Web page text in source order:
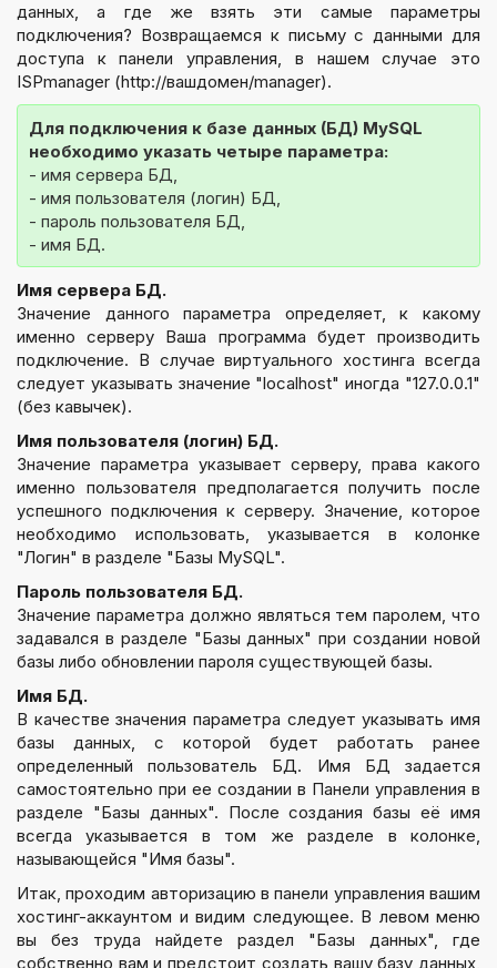
данных, а где же взять эти самые параметры
подключения? Возвращаемся к письму с данными для
доступа к панели управления, в нашем случае это
ISPmanager (http://вашдомен/manager).
Для подключения к базе данных (БД) MySQL
необходимо указать четыре параметра:
- имя сервера БД,
- имя пользователя (логин) БД,
- пароль пользователя БД,
- имя БД.
Имя сервера БД.
Значение данного параметра определяет, к какому
именно серверу Ваша программа будет производить
подключение. В случае виртуального хостинга всегда
следует указывать значение "localhost" иногда "127.0.0.1"
(без кавычек).
Имя пользователя (логин) БД.
Значение параметра указывает серверу, права какого
именно пользователя предполагается получить после
успешного подключения к серверу. Значение, которое
необходимо использовать, указывается в колонке
"Логин" в разделе "Базы MySQL".
Пароль пользователя БД.
Значение параметра должно являться тем паролем, что
задавался в разделе "Базы данных" при создании новой
базы либо обновлении пароля существующей базы.
Имя БД.
В качестве значения параметра следует указывать имя
базы данных, с которой будет работать ранее
определенный пользователь БД. Имя БД задается
самостоятельно при ее создании в Панели управления в
разделе "Базы данных". После создания базы её имя
всегда указывается в том же разделе в колонке,
называющейся "Имя базы".
Итак, проходим авторизацию в панели управления вашим
хостинг-аккаунтом и видим следующее. В левом меню
вы без труда найдете раздел "Базы данных", где
собственно вам и предстоит создать вашу базу данных,